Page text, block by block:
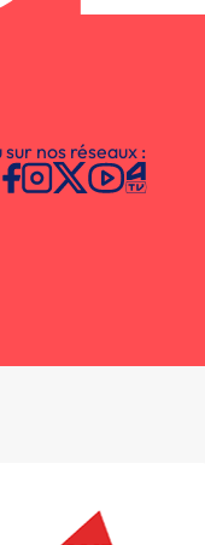
nos réseaux :